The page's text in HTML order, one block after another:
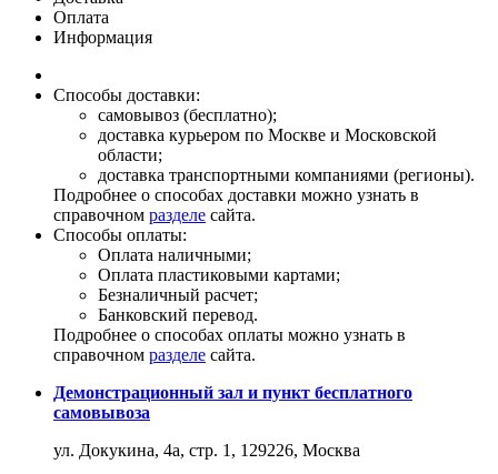
Оплата
Информация
Способы доставки:
самовывоз (бесплатно);
доставка курьером по Москве и Московской
области;
доставка транспортными компаниями (регионы).
Подробнее о способах доставки можно узнать в
справочном разделе сайта.
Способы оплаты:
Оплата наличными;
Оплата пластиковыми картами;
Безналичный расчет;
Банковский перевод.
Подробнее о способах оплаты можно узнать в
справочном разделе сайта.
Демонстрационный зал и пункт бесплатного
самовывоза
ул. Докукина, 4а, стр. 1, 129226, Москва